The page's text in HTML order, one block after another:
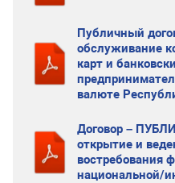
Публичный
обслуживание
карт и
валюте
Договор –
открытие и
востребования
национальной/